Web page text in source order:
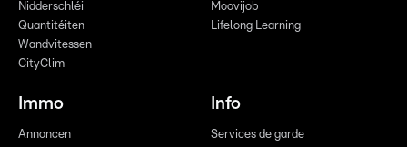
Nidderschléi
Quantitéiten
Wandvitessen
CityClim
Moovijob
Lifelong Learning
Immo
Annoncen
Info
Services de garde